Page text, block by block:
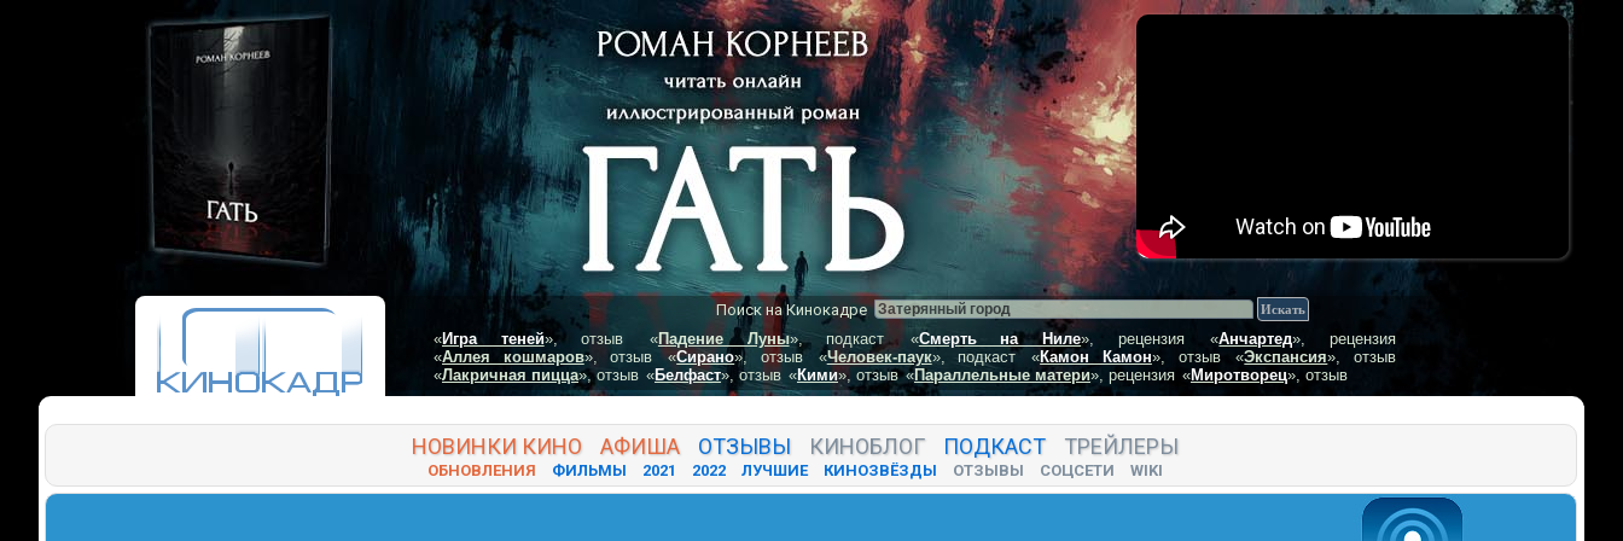
Поиск на Кинокадре
«Игра теней», отзыв «Падение Луны», подкаст «Смерть на Ниле», рецензия «Анчартед», рецензия
«Аллея кошмаров», отзыв «Сирано», отзыв «Человек-паук», подкаст «Камон Камон», отзыв «Экспансия», отзыв
«Лакричная пицца», отзыв «Белфаст», отзыв «Кими», отзыв «Параллельные матери», рецензия «Миротворец», отзыв
НОВИНКИ КИНО АФИША ОТЗЫВЫ КИНОБЛОГ ПОДКАСТ ТРЕЙЛЕРЫ
ОБНОВЛЕНИЯ ФИЛЬМЫ 2021 2022 ЛУЧШИЕ КИНОЗВЁЗДЫ ОТЗЫВЫ СОЦСЕТИ WIKI